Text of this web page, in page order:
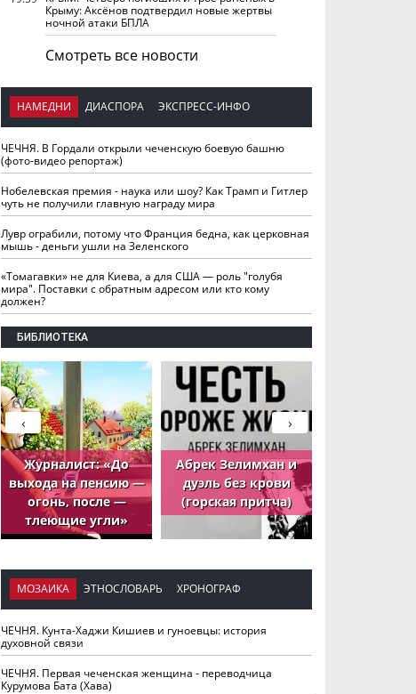
Крыму: Аксёнов подтвердил новые жертвы
ночной атаки БПЛА
Смотреть все новости
НАМЕДНИ ДИАСПОРА ЭКСПРЕСС-ИНФО
ЧЕЧНЯ. В Гордали открыли чеченскую боевую башню
(фото-видео репортаж)
Нобелевская премия - наука или шоу? Как Трамп и Гитлер
чуть не получили главную награду мира
Лувр ограбили, потому что Франция бедна, как церковная
мышь - деньги ушли на Зеленского
«Томагавки» не для Киева, а для США — роль "голубя
мира". Поставки с обратным адресом или кто кому
должен?
БИБЛИОТЕКА
Журналист: «До
выхода на пенсию —
огонь, после —
тлеющие угли»
Абрек Зелимхан и
дуэль без крови
(горская притча)
›
‹
МОЗАИКА ЭТНОСЛОВАРЬ ХРОНОГРАФ
ЧЕЧНЯ. Кунта-Хаджи Кишиев и гуноевцы: история
духовной связи
ЧЕЧНЯ. Первая чеченская женщина - переводчица
Курумова Бата (Хава)